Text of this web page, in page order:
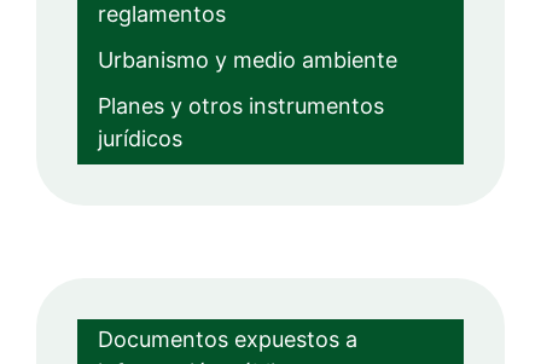
reglamentos
Urbanismo y medio ambiente
Planes y otros instrumentos
jurídicos
Documentos expuestos a